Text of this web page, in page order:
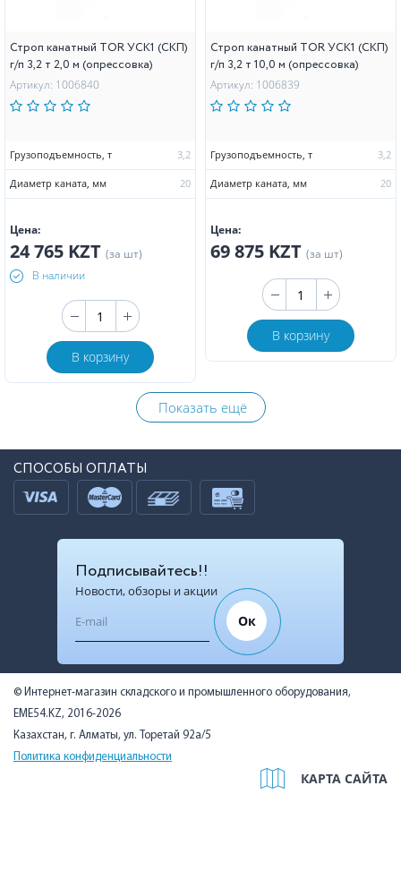
Строп канатный TOR УСК1 (СКП)
г/п 3,2 т 2,0 м (опрессовка)
Артикул: 1006840
Грузоподъемность, т 3,2
Диаметр каната, мм 20
Цена:
24 765 KZT (за шт)
В наличии
В корзину
Строп канатный TOR УСК1 (СКП)
г/п 3,2 т 10,0 м (опрессовка)
Артикул: 1006839
Грузоподъемность, т 3,2
Диаметр каната, мм 20
Цена:
69 875 KZT (за шт)
В корзину
Показать ещё
СПОСОБЫ ОПЛАТЫ
Подписывайтесь!!
Новости, обзоры и акции
Ок
© Интернет-магазин складского и промышленного оборудования,
EME54.KZ, 2016-2026
Казахстан, г. Алматы, ул. Торетай 92а/5
Политика конфиденциальности
КАРТА САЙТА